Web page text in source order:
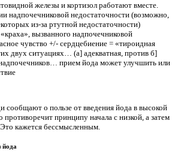
железы и кортизол работают вместе.
надпочечниковой недостаточности (возможно,
из-за ртутной недостаточности)
вызванного надпочечниковой
чувство +/- сердцебиение = «тироидная
двух ситуациях… (а] адекватная, против б]
прием йода может улучшить или
сообщают о пользе от введения йода в высокой
противоречит принципу начала с низкой, а затем
кажется бессмысленным.
йода